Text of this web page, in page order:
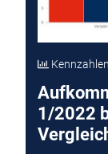
Kennzahlen
1/2022